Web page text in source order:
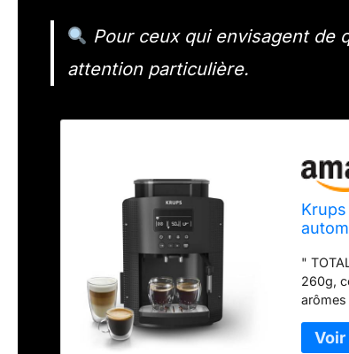
Pour ceux qui envisagent de
attention particulière.
"
260g,